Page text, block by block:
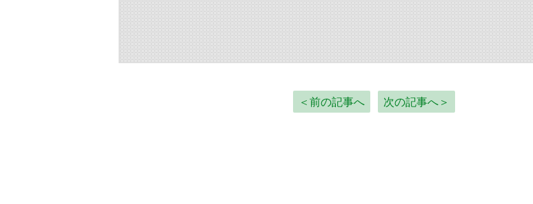
＜前の記事へ 次の記事へ＞